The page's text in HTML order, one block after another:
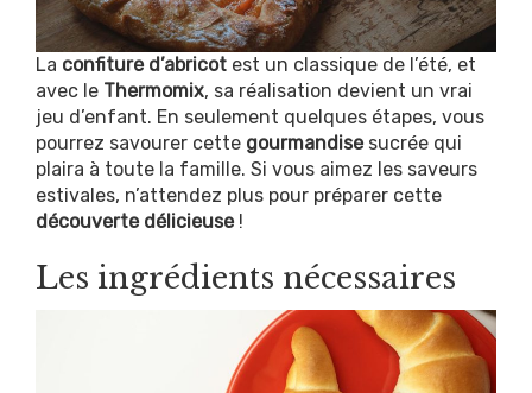
La confiture d’abricot est un classique de l’été, et
avec le Thermomix, sa réalisation devient un vrai
jeu d’enfant. En seulement quelques étapes, vous
pourrez savourer cette gourmandisesucrée qui
plaira à toute la famille. Si vous aimez les saveurs
estivales, n’attendez plus pour préparer cette
découverte délicieuse!
Les ingrédients nécessaires